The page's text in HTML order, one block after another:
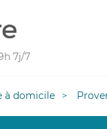
7j/7
à domicile